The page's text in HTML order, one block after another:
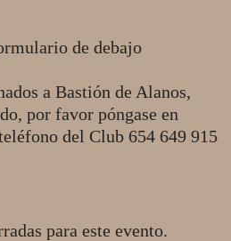
de debajo
a Bastión de Alanos,
por favor póngase en
del Club 654 649 915
para este evento.